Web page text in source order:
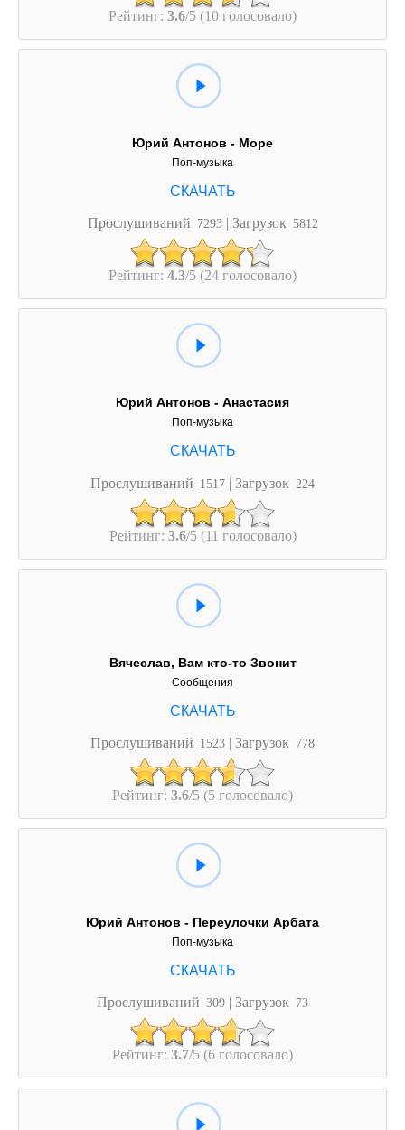
Рейтинг: 3.6/5 (10 голосовало)
Юрий Антонов - Море
Поп-музыка
Прослушиваний 7293 | Загрузок 5812
Рейтинг: 4.3/5 (24 голосовало)
Юрий Антонов - Анастасия
Поп-музыка
Прослушиваний 1517 | Загрузок 224
Рейтинг: 3.6/5 (11 голосовало)
Вячеслав, Вам кто-то Звонит
Сообщения
Прослушиваний 1523 | Загрузок 778
Рейтинг: 3.6/5 (5 голосовало)
Юрий Антонов - Переулочки Арбата
Поп-музыка
Прослушиваний 309 | Загрузок 73
Рейтинг: 3.7/5 (6 голосовало)